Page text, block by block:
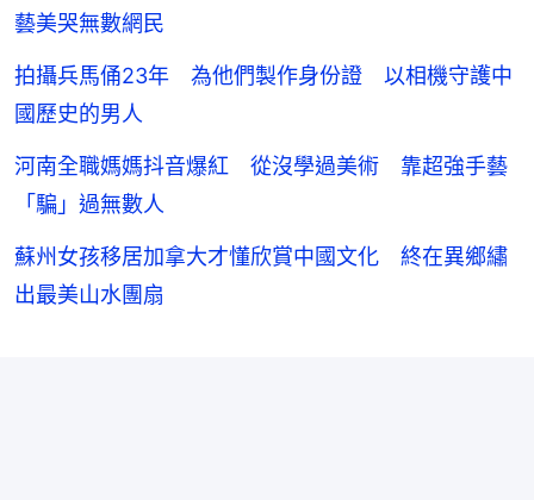
藝美哭無數網民
拍攝兵馬俑23年 為他們製作身份證 以相機守護中
國歷史的男人
河南全職媽媽抖音爆紅 從沒學過美術 靠超強手藝
「騙」過無數人
蘇州女孩移居加拿大才懂欣賞中國文化 終在異鄉繡
出最美山水團扇